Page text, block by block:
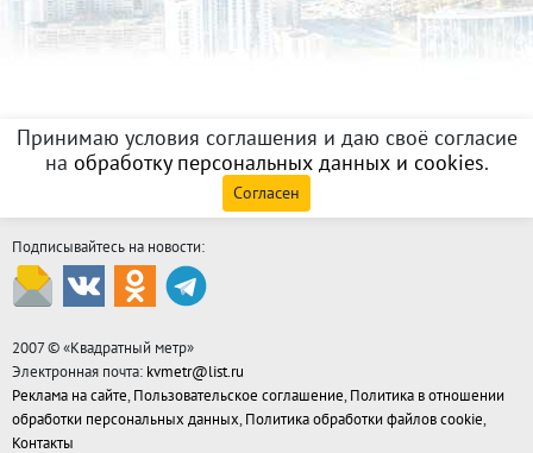
Принимаю условия соглашения и даю своё согласие
на обработку персональных данных и cookies.
Согласен
Подписывайтесь на новости:
2007 © «Квадратный метр»
Электронная почта: kvmetr@list.ru
Реклама на сайте, Пользовательское соглашение, Политика в отношении
обработки персональных данных, Политика обработки файлов cookie,
Контакты